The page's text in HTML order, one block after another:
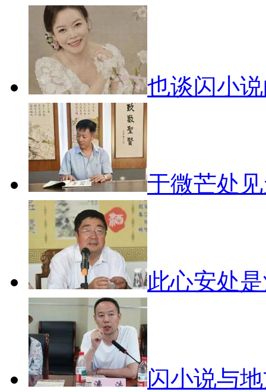
也谈闪小
于微芒处
此心安处
闪小说与